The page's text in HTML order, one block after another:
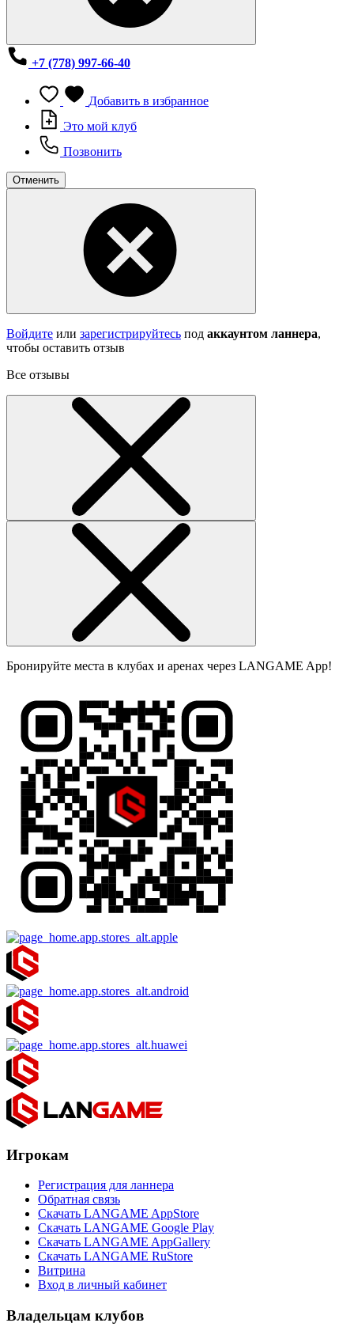
+7 (778) 997-66-40
Добавить в избранное
Это мой клуб
Позвонить
Отменить
Войдите или зарегистрируйтесь под аккаунтом ланнера,
чтобы оставить отзыв
Все отзывы
Бронируйте места в клубах и аренах через LANGAME App!
Игрокам
Регистрация для ланнера
Обратная связь
Скачать LANGAME AppStore
Скачать LANGAME Google Play
Скачать LANGAME AppGallery
Скачать LANGAME RuStore
Витрина
Вход в личный кабинет
Владельцам клубов